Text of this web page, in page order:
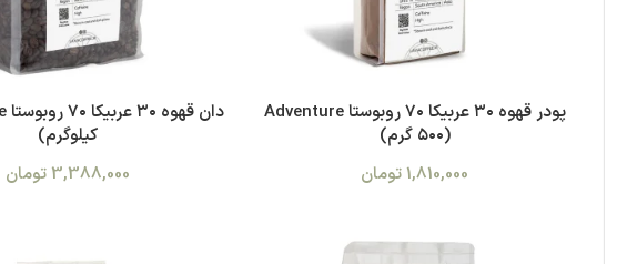
پودر قهوه ۳۰ عربیکا ۷۰ روبوستا Adventure
(۵۰۰ گرم)
1,810,000تومان
کیلوگرم)
3,388,000 تومان